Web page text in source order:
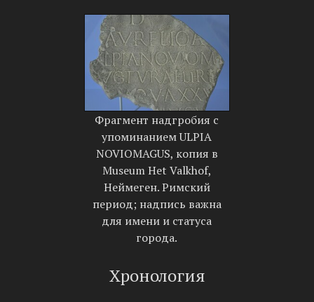
Фрагмент надгробия с
упоминанием ULPIA
NOVIOMAGUS, копия в
Museum Het Valkhof,
Неймеген. Римский
период; надпись важна
для имени и статуса
города.
Хронология